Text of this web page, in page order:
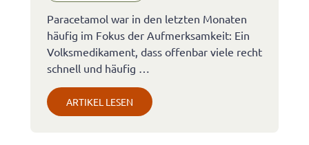
Paracetamol war in den letzten Monaten
häufig im Fokus der Aufmerksamkeit: Ein
Volksmedikament, dass offenbar viele recht
schnell und häufig …
ARTIKEL LESEN